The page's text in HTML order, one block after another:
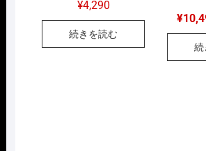
¥4,290
続きを読む
¥
続